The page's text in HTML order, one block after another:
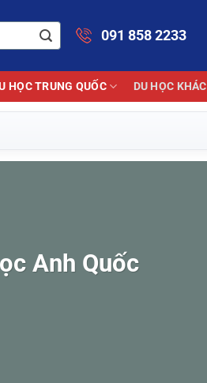
091 858 2233
HỌC TRUNG QUỐC DU HỌC KHÁC
Anh Quốc